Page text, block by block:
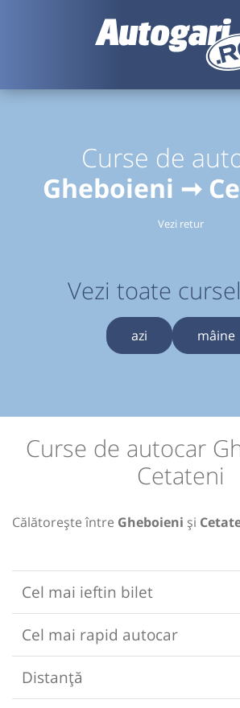
Curse de
Gheboieni ➞
Vezi retur
Vezi toate
azi mâine
Curse de autocar
Cetateni
Călătorește între Gheboieni și
Cel mai ieftin bilet
Cel mai rapid autocar
Distanță